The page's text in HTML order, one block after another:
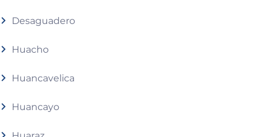
Desaguadero
Huacho
Huancavelica
Huancayo